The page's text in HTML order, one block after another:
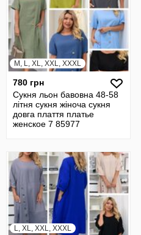
M, L, XL, XXL, XXXL
780 грн
Сукня льон бавовна 48-58
літня сукня жіноча сукня
довга плаття платье
женское 7 85977
L, XL, XXL, XXXL